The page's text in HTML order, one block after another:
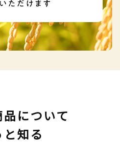
について
知る